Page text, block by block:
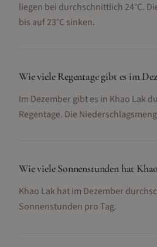
liegen bei durchschnittlich 24°C.
bis auf 23°C sinken.
Wie viele Regentage gibt es im
Im Dezember gibt es in Khao Lak
Regentage. Die
Wie viele Sonnenstunden hat
Khao Lak hat im Dezember
Sonnenstunden pro Tag.